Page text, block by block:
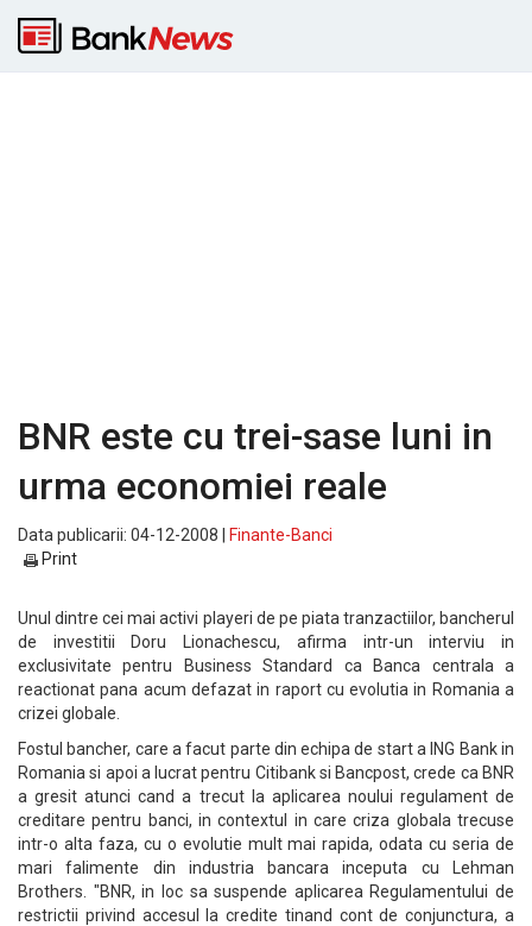
BNR este cu trei-sase luni in
urma economiei reale
Data publicarii: 04-12-2008 |
Finante-Banci
Print
Unul dintre cei mai activi playeri de pe piata tranzactiilor, bancherul
de investitii Doru Lionachescu, afirma intr-un interviu in
exclusivitate pentru Business Standard ca Banca centrala a
reactionat pana acum defazat in raport cu evolutia in Romania a
crizei globale.
Fostul bancher, care a facut parte din echipa de start a ING Bank in
Romania si apoi a lucrat pentru Citibank si Bancpost, crede ca BNR
a gresit atunci cand a trecut la aplicarea noului regulament de
creditare pentru banci, in contextul in care criza globala trecuse
intr-o alta faza, cu o evolutie mult mai rapida, odata cu seria de
mari falimente din industria bancara inceputa cu Lehman
Brothers. "BNR, in loc sa suspende aplicarea Regulamentului de
restrictii privind accesul la credite tinand cont de conjunctura, a